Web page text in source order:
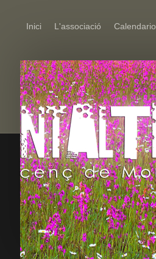
Inici L'associació Calendario